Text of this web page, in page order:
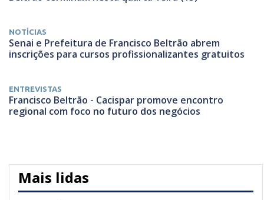
NOTÍCIAS
Senai e Prefeitura de Francisco Beltrão abrem
inscrições para cursos profissionalizantes gratuitos
ENTREVISTAS
Francisco Beltrão - Cacispar promove encontro
regional com foco no futuro dos negócios
Mais lidas